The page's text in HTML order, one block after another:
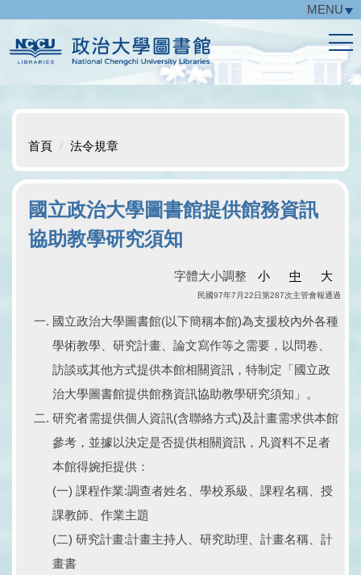
主
要
區
MENU
首頁 法令規章
國立政治大學圖書館提供館務資訊
協助教學研究須知
字體大小調整 小 中 大
民國97年7月22日第287次主管會報通過
國立政治大學圖書館(以下簡稱本館)為支援校內外各種
學術教學、研究計畫、論文寫作等之需要，以問卷、
訪談或其他方式提供本館相關資訊，特制定「國立政
治大學圖書館提供館務資訊協助教學研究須知」。
研究者需提供個人資訊(含聯絡方式)及計畫需求供本館
參考，並據以決定是否提供相關資訊，凡資料不足者
本館得婉拒提供：
(一) 課程作業:調查者姓名、學校系級、課程名稱、授
課教師、作業主題
(二) 研究計畫:計畫主持人、研究助理、計畫名稱、計
畫書